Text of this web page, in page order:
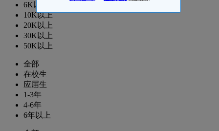
6K以上
10K以上
20K以上
30K以上
50K以上
全部
在校生
应届生
1-3年
4-6年
6年以上